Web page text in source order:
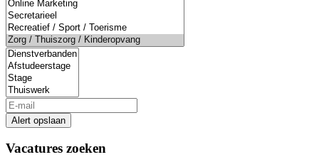
Alert opslaan
Vacatures zoeken